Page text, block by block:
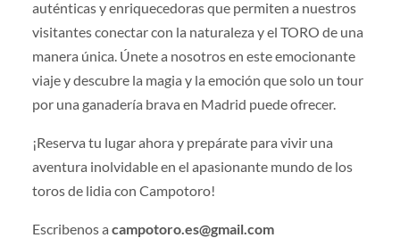
auténticas y enriquecedoras que permiten a nuestros
visitantes conectar con la naturaleza y el TORO de una
manera única. Únete a nosotros en este emocionante
viaje y descubre la magia y la emoción que solo un tour
por una ganadería brava en Madrid puede ofrecer.
¡Reserva tu lugar ahora y prepárate para vivir una
aventura inolvidable en el apasionante mundo de los
toros de lidia con Campotoro!
Escribenos a campotoro.es@gmail.com